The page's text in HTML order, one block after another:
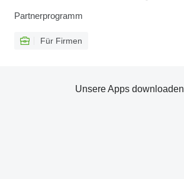
Partnerprogramm
Für Firmen
Unsere Apps downloaden